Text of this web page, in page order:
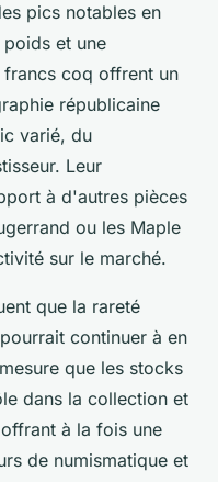
pics notables en
et une
coq offrent un
républicaine
varié, du
Leur
à d'autres pièces
ou les Maple
sur le marché.
que la rareté
continuer à en
que les stocks
dans la collection et
à la fois une
de numismatique et